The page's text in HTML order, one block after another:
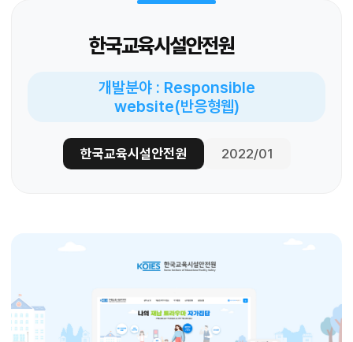
한국교육시설안전원
개발분야 : Responsible
website(반응형웹)
한국교육시설안전원 2022/01